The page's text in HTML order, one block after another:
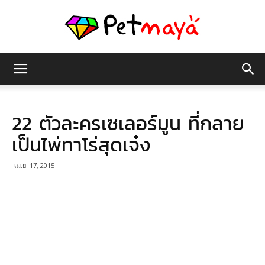
มายา
22 ตัวละครเซเลอร์มูน ที่กลาย
เป็นไพ่ทาโร่สุดเจ๋ง
เม.ย. 17, 2015